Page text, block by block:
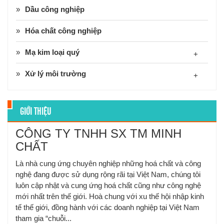
Dầu công nghiệp
Hóa chất công nghiệp
Mạ kim loại quý +
Xử lý môi trường +
GIỚI THIỆU
CÔNG TY TNHH SX TM MINH
CHẤT
Là nhà cung ứng chuyên nghiệp những hoá chất và công
nghệ đang được sử dụng rộng rãi tại Việt Nam, chúng tôi
luôn cập nhật và cung ứng hoá chất cũng như công nghệ
mới nhất trên thế giới. Hoà chung với xu thế hội nhập kinh
tế thế giới, đồng hành với các doanh nghiệp tại Việt Nam
tham gia “chuỗi...